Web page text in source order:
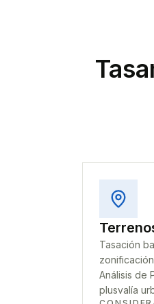
Tasación
Análisis de
plusvalía